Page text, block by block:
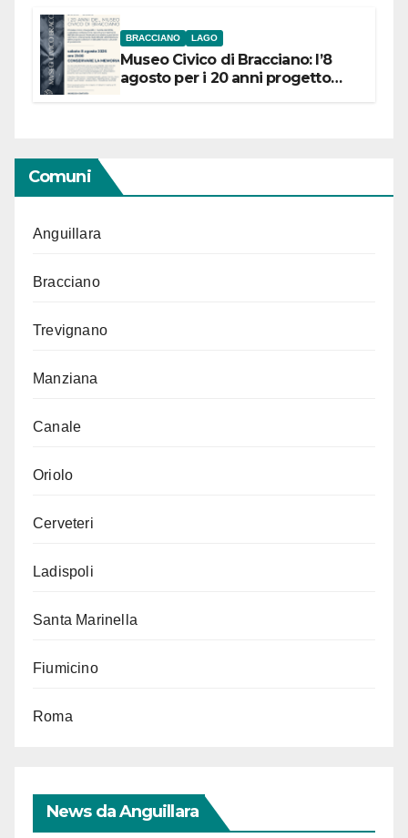
BRACCIANO LAGO
Museo Civico di Bracciano: l’8
agosto per i 20 anni progetto
Comuni
Anguillara
Bracciano
Trevignano
Manziana
Canale
Oriolo
Cerveteri
Ladispoli
Santa Marinella
Fiumicino
Roma
News da Anguillara